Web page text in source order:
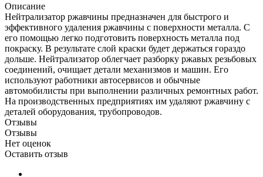
Описание
Нейтрализатор ржавчины предназначен для быстрого и
эффективного удаления ржавчины с поверхности металла. С
его помощью легко подготовить поверхность металла под
покраску. В результате слой краски будет держаться гораздо
дольше. Нейтрализатор облегчает разборку ржавых резьбовых
соединений, очищает детали механизмов и машин. Его
используют работники автосервисов и обычные
автомобилисты при выполнении различных ремонтных работ.
На производственных предприятиях им удаляют ржавчину с
деталей оборудования, трубопроводов.
Отзывы
Отзывы
Нет оценок
Оставить отзыв